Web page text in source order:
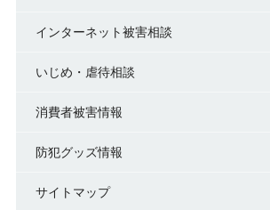
インターネット被害相談
いじめ・虐待相談
消費者被害情報
防犯グッズ情報
サイトマップ